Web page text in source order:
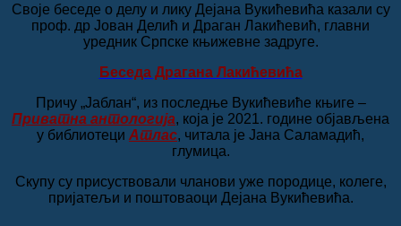
Своје беседе о делу и лику Дејана Вукићевића казали су
проф. др Јован Делић и Драган Лакићевић, главни
уредник Српске књижевне задруге.
Беседа Драгана Лакићевића
Причу „Јаблан“, из последње Вукићевиће књиге ‒
Приватна антологија, која је 2021. године објављена
у библиотеци Атлас, читала је Јана Саламадић,
глумица.
Скупу су присуствовали чланови уже породице, колеге,
пријатељи и поштоваоци Дејана Вукићевића.